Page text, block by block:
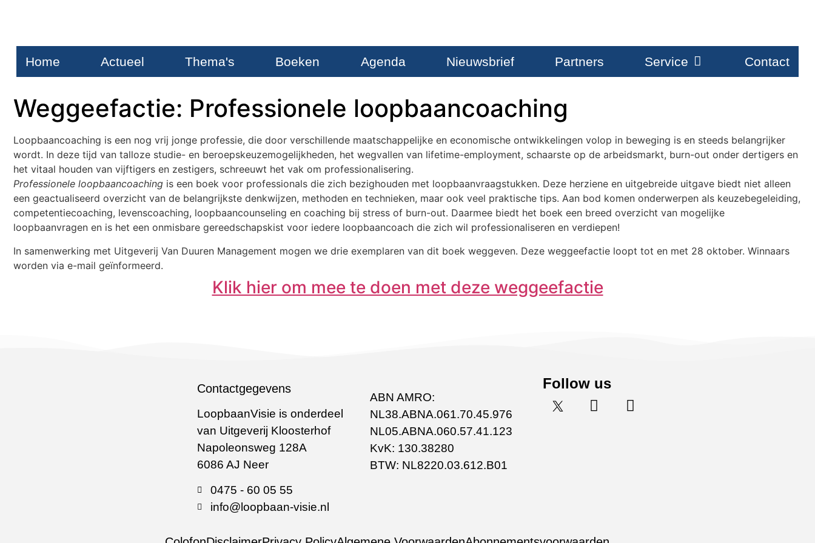
Home Actueel Thema's Boeken Agenda Nieuwsbrief Partners Service Contact
Weggeefactie: Professionele loopbaancoaching
Loopbaancoaching is een nog vrij jonge professie, die door verschillende maatschappelijke en economische ontwikkelingen volop in beweging is en steeds belangrijker
wordt. In deze tijd van talloze studie- en beroepskeuzemogelijkheden, het wegvallen van lifetime-employment, schaarste op de arbeidsmarkt, burn-out onder dertigers en
het vitaal houden van vijftigers en zestigers, schreeuwt het vak om professionalisering.
Professionele loopbaancoaching is een boek voor professionals die zich bezighouden met loopbaanvraagstukken. Deze herziene en uitgebreide uitgave biedt niet alleen
een geactualiseerd overzicht van de belangrijkste denkwijzen, methoden en technieken, maar ook veel praktische tips. Aan bod komen onderwerpen als keuzebegeleiding,
competentiecoaching, levenscoaching, loopbaancounseling en coaching bij stress of burn-out. Daarmee biedt het boek een breed overzicht van mogelijke
loopbaanvragen en is het een onmisbare gereedschapskist voor iedere loopbaancoach die zich wil professionaliseren en verdiepen!
In samenwerking met Uitgeverij Van Duuren Management mogen we drie exemplaren van dit boek weggeven. Deze weggeefactie loopt tot en met 28 oktober. Winnaars
worden via e-mail geïnformeerd.
Klik hier om mee te doen met deze weggeefactie
Contactgegevens
LoopbaanVisie is onderdeel
van Uitgeverij Kloosterhof
Napoleonsweg 128A
6086 AJ Neer
0475 - 60 05 55
info@loopbaan-visie.nl
ABN AMRO:
NL38.ABNA.061.70.45.976
NL05.ABNA.060.57.41.123
KvK: 130.38280
BTW: NL8220.03.612.B01
Follow us